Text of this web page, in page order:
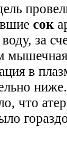
сок
за
в
что